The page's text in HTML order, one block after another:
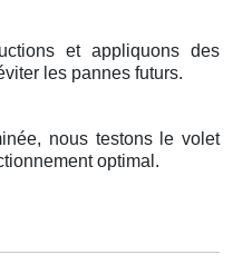
et appliquons des
les pannes futurs.
nous testons le volet
optimal.